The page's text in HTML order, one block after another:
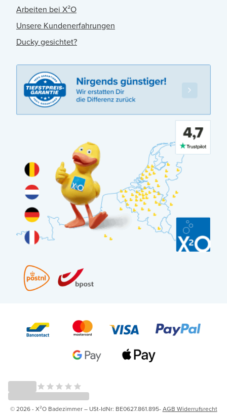
Arbeiten bei X²O
Unsere Kundenerfahrungen
Ducky gesichtet?
© 2026 - X²O Badezimmer – USt-IdNr: BE0627.861.895-AGB Widerrufsrecht